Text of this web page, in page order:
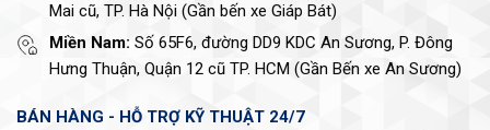
Mai cũ, TP. Hà Nội (Gần bến xe Giáp Bát)
Miền Nam: Số 65F6, đường DD9 KDC An Sương, P. Đông
Hưng Thuận, Quận 12 cũ TP. HCM (Gần Bến xe An Sương)
BÁN HÀNG - HỖ TRỢ KỸ THUẬT 24/7